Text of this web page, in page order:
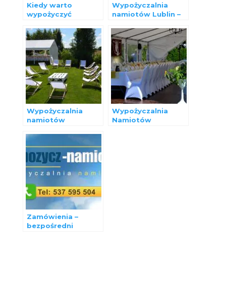
Kiedy warto
wypożyczyć
zwrócić uwagę.
Wypożyczalnia
namiotów Lublin –
Wypożyczalnia
namiotów
oferta 2022
Wypożyczalnia
Namiotów
Zamówienia –
bezpośredni